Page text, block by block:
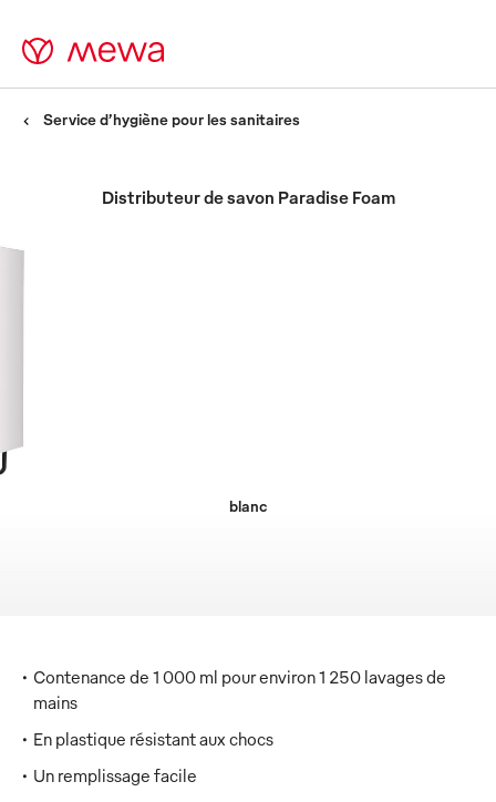
Service d’hygiène pour les sanitaires
Distributeur de savon Paradise Foam
blanc
Contenance de 1 000 ml pour environ 1 250 lavages de
mains
En plastique résistant aux chocs
Un remplissage facile